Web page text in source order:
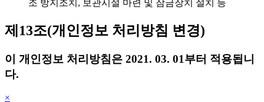
조 방지조치, 보관시설 마련 및 잠금장치 설치 등
제13조(개인정보 처리방침 변경)
이 개인정보 처리방침은 2021. 03. 01부터 적용됩니
다.
×